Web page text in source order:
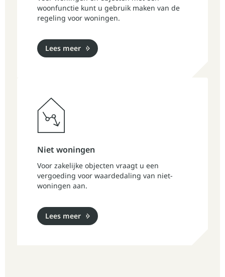
woonfunctie kunt u gebruik maken van de
regeling voor woningen.
Lees meer
Niet woningen
Voor zakelijke objecten vraagt u een
vergoeding voor waardedaling van niet-
woningen aan.
Lees meer